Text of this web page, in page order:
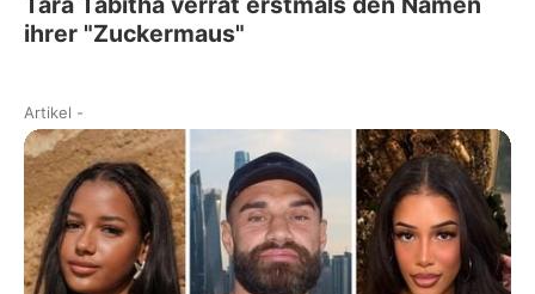
ihrer "Zuckermaus"
Artikel -